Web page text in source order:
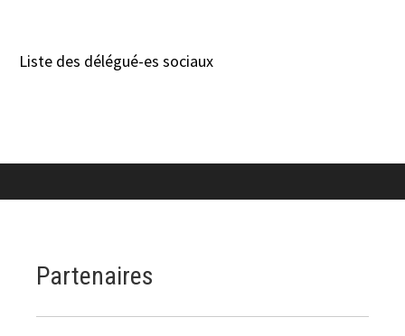
Liste des délégué-es sociaux
Partenaires